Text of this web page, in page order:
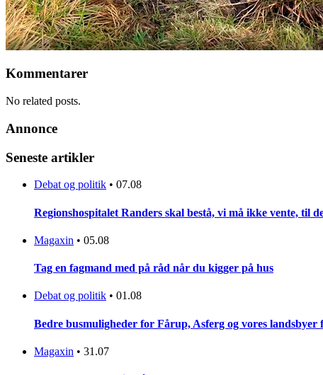
Kommentarer
No related posts.
Annonce
Seneste artikler
Debat og politik • 07.08
Regionshospitalet Randers skal bestå, vi må ikke vente, til
Magaxin • 05.08
Tag en fagmand med på råd når du kigger på hus
Debat og politik • 01.08
Bedre busmuligheder for Fårup, Asferg og vores
Magaxin • 31.07